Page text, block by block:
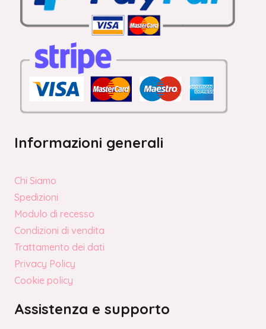
Informazioni generali
Chi Siamo
Spedizioni
Modulo di recesso
Condizioni di vendita
Trattamento dei dati
Privacy Policy
Cookie policy
Assistenza e supporto